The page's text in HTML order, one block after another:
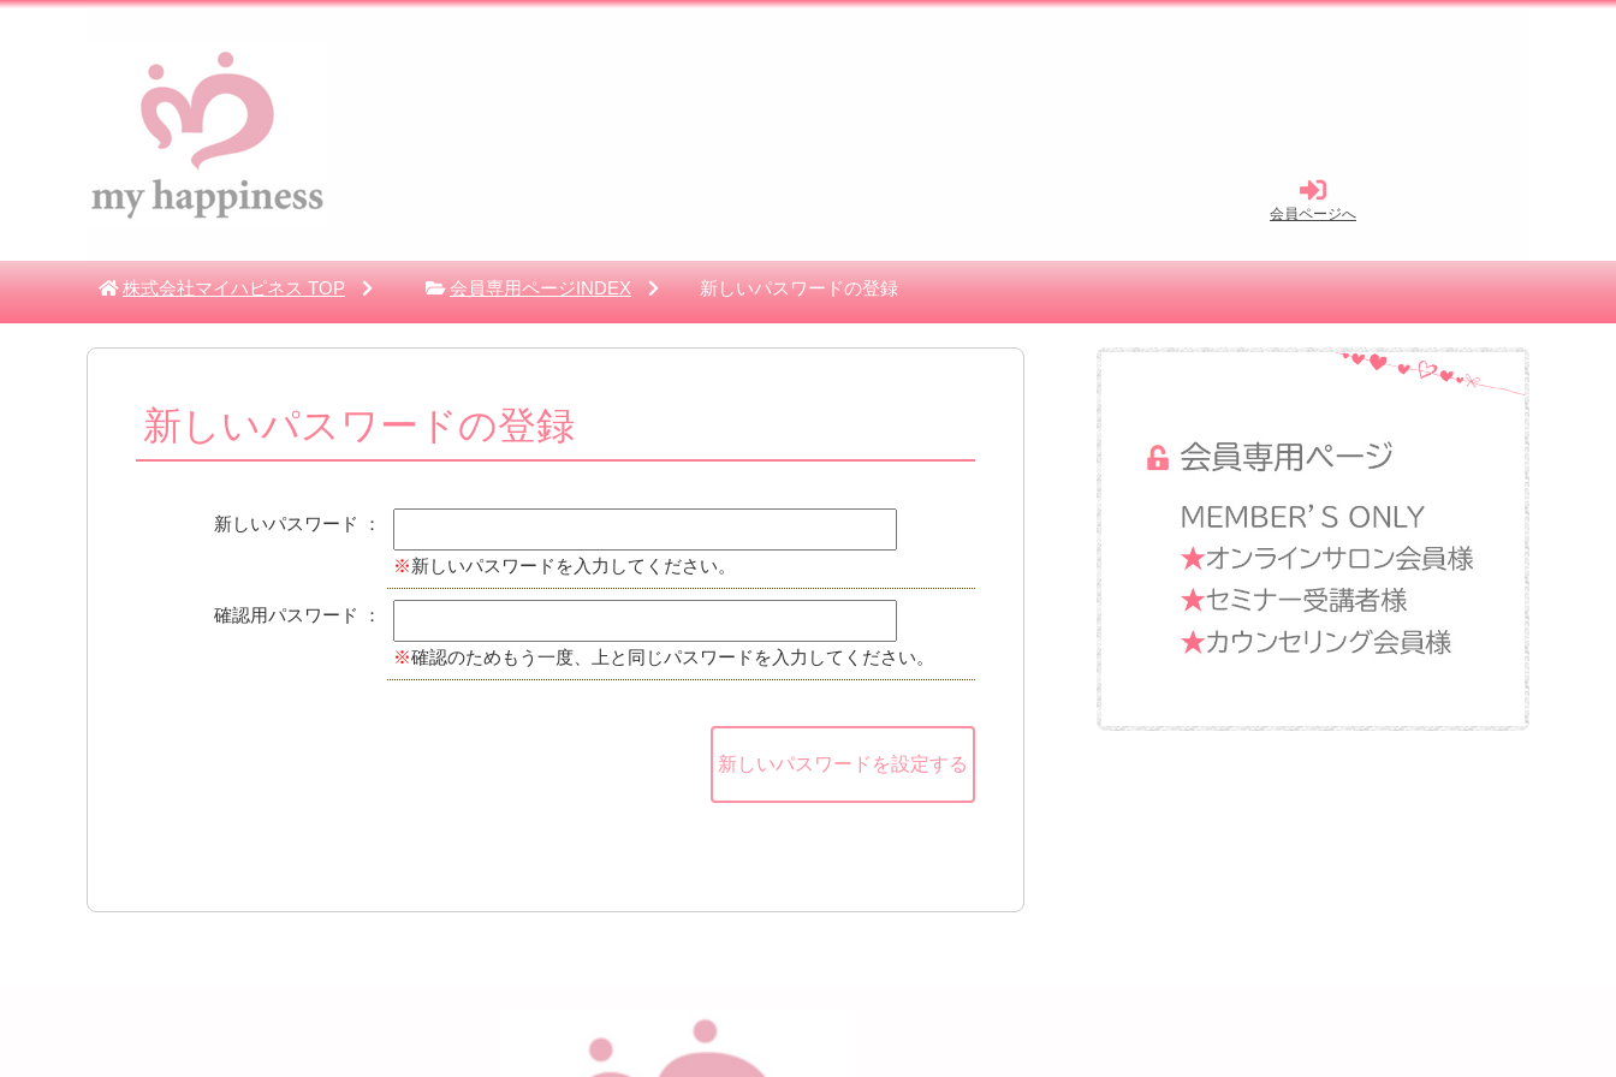
会員ページへ
株式会社マイハピネス TOP 会員専用ページINDEX 新しいパスワードの登録
新しいパスワードの登録
新しいパスワード ：
※新しいパスワードを入力してください。
確認用パスワード ：
※確認のためもう一度、上と同じパスワードを入力してください。
新しいパスワードを設定する